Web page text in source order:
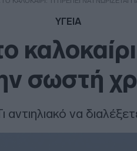
ΥΓΕΙΑ
σωστή
αντιηλιακό να